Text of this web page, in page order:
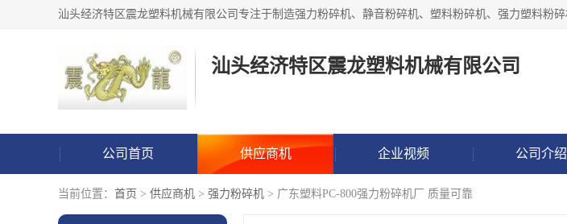
汕头经济特区震龙塑料机械有限公司
公司首页 供应商机 企业视频 公司介绍
当前位置： 首页 > 供应商机 > 强力粉碎机 > 广东塑料PC-800强力粉碎机厂 质量可靠